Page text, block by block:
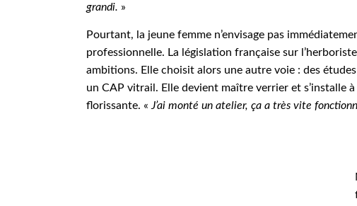
grandi. »
Pourtant, la jeune femme n’envisage pas
professionnelle. La législation française sur
ambitions. Elle choisit alors une autre voie : des
un CAP vitrail. Elle devient maître verrier et s’installe
florissante. « J’ai monté un atelier, ça a très vite